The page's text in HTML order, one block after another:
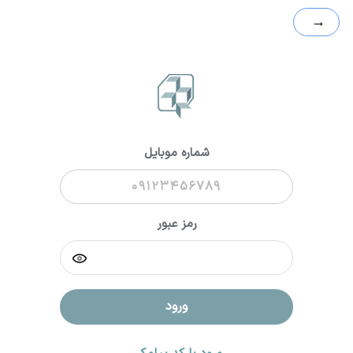
→
شماره موبایل
رمز عبور